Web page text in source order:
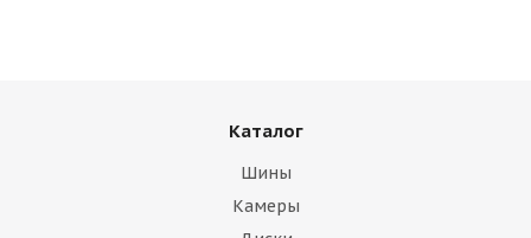
Каталог
Шины
Камеры